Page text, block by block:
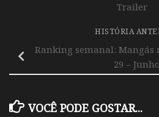
Trailer
HISTÓRIA
Ranking semanal: Mangás
29 –
VOCÊ PODE GOSTAR...